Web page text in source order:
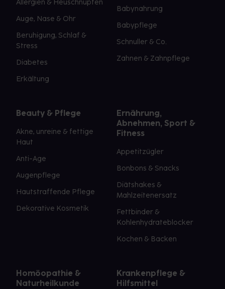
Allergien & Heuschnupfen
Auge, Nase & Ohr
Beruhigung, Schlaf &
Stress
Diabetes
Erkältung
Babynahrung
Babypflege
Schnuller & Co.
Zahnen & Zahnpflege
Beauty & Pflege
Akne, unreine & fettige
Haut
Anti-Age
Augenpflege
Hautstraffende Pflege
Dekorative Kosmetik
Ernährung,
Abnehmen, Sport &
Fitness
Appetitzügler
Bonbons & Snacks
Diätshakes &
Mahlzeitenersatz
Fettbinder &
Kohlenhydrateblocker
Kochen & Backen
Homöopathie &
Naturheilkunde
Krankenpflege &
Hilfsmittel